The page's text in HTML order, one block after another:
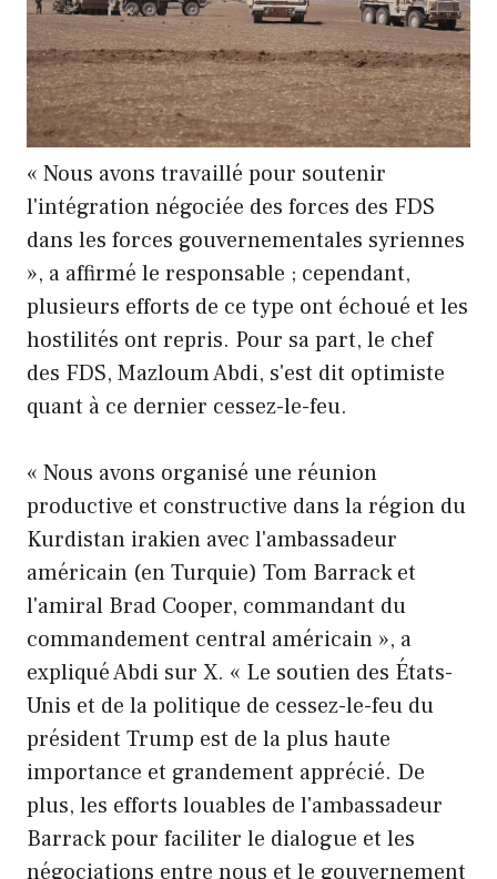
« Nous avons travaillé pour soutenir
l'intégration négociée des forces des FDS
dans les forces gouvernementales syriennes
», a affirmé le responsable ; cependant,
plusieurs efforts de ce type ont échoué et les
hostilités ont repris. Pour sa part, le chef
des FDS, Mazloum Abdi, s'est dit optimiste
quant à ce dernier cessez-le-feu.
« Nous avons organisé une réunion
productive et constructive dans la région du
Kurdistan irakien avec l'ambassadeur
américain (en Turquie) Tom Barrack et
l'amiral Brad Cooper, commandant du
commandement central américain », a
expliqué Abdi sur X. « Le soutien des États-
Unis et de la politique de cessez-le-feu du
président Trump est de la plus haute
importance et grandement apprécié. De
plus, les efforts louables de l'ambassadeur
Barrack pour faciliter le dialogue et les
négociations entre nous et le gouvernement